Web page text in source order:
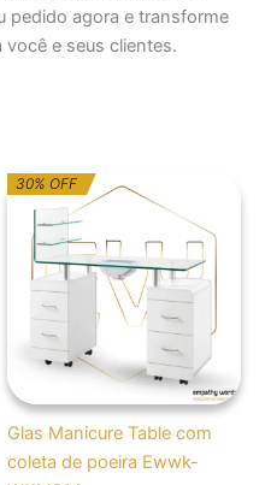
pedido agora e transforme
você e seus clientes.
30% OFF
Glas Manicure Table com
coleta de poeira Ewwk-
O
preço
original
era:
1.176,07€.
O
preço
atual
é:
823,25€.